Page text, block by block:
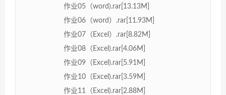
作业05（word).rar[13.13M]
作业06（word）.rar[11.93M]
作业07（Excel）.rar[8.82M]
作业08（Excel).rar[4.06M]
作业09（Excel).rar[5.91M]
作业10（Excel).rar[3.59M]
作业11（Excel).rar[2.88M]